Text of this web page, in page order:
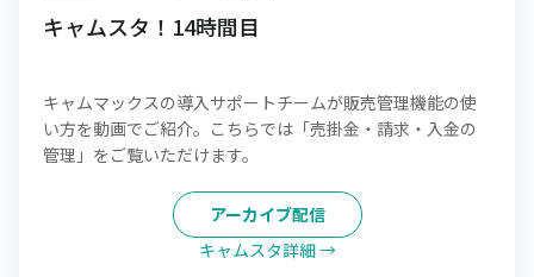
キャムスタ！14時間目
キャムマックスの導入サポートチームが販売管理機能の使
い方を動画でご紹介。こちらでは「売掛金・請求・入金の
管理」をご覧いただけます。
アーカイブ配信
キャムスタ詳細 →